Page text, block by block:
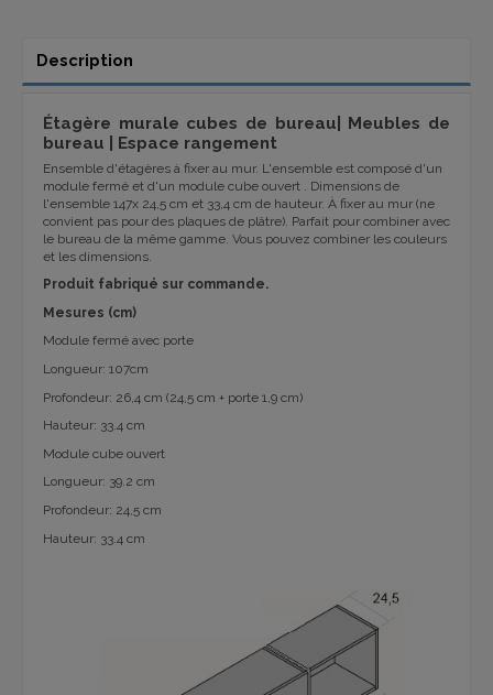
Description
Étagère murale cubes de bureau| Meubles de
bureau | Espace rangement
Ensemble d'étagères à fixer au mur. L'ensemble est composé d'un
module fermé et d'un module cube ouvert . Dimensions de
l'ensemble 147x 24,5 cm et 33,4 cm de hauteur. À fixer au mur (ne
convient pas pour des plaques de plâtre). Parfait pour combiner avec
le bureau de la même gamme. Vous pouvez combiner les couleurs
et les dimensions.
Produit fabriqué sur commande.
Mesures (cm)
Module fermé avec porte
Longueur: 107cm
Profondeur: 26,4 cm (24,5 cm + porte 1,9 cm)
Hauteur: 33.4 cm
Module cube ouvert
Longueur: 39.2 cm
Profondeur: 24,5 cm
Hauteur: 33.4 cm